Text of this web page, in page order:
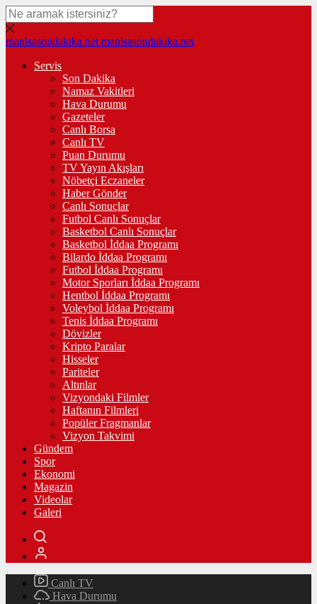
manisasondakika.net manisasondakika.net
Servis
Son Dakika
Namaz Vakitleri
Hava Durumu
Gazeteler
Canlı Borsa
Canlı TV
Puan Durumu
TV Yayın Akışları
Nöbetçi Eczaneler
Haber Gönder
Canlı Sonuçlar
Futbol Canlı Sonuçlar
Basketbol Canlı Sonuçlar
Basketbol İddaa Programı
Bilardo İddaa Programı
Futbol İddaa Programı
Motor Sporları İddaa Programı
Hentbol İddaa Programı
Voleybol İddaa Programı
Tenis İddaa Programı
Dövizler
Kripto Paralar
Hisseler
Pariteler
Altınlar
Vizyondaki Filmler
Haftanın Filmleri
Popüler Fragmanlar
Vizyon Takvimi
Gündem
Spor
Ekonomi
Magazin
Videolar
Galeri
Canlı TV
Hava Durumu